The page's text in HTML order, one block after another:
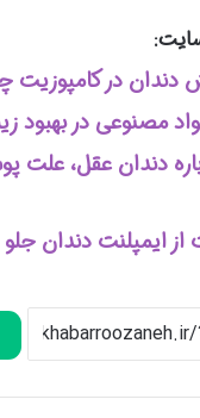
دندان در
مصنوعی در بهبود
دندان عقل، علت
از ایمپلنت دندان جلو